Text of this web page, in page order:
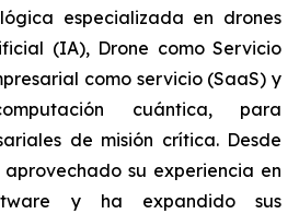
especializada en drones
(IA), Drone como Servicio
como servicio (SaaS) y
cuántica, para
de misión crítica. Desde
aprovechado su experiencia en
y ha expandido sus